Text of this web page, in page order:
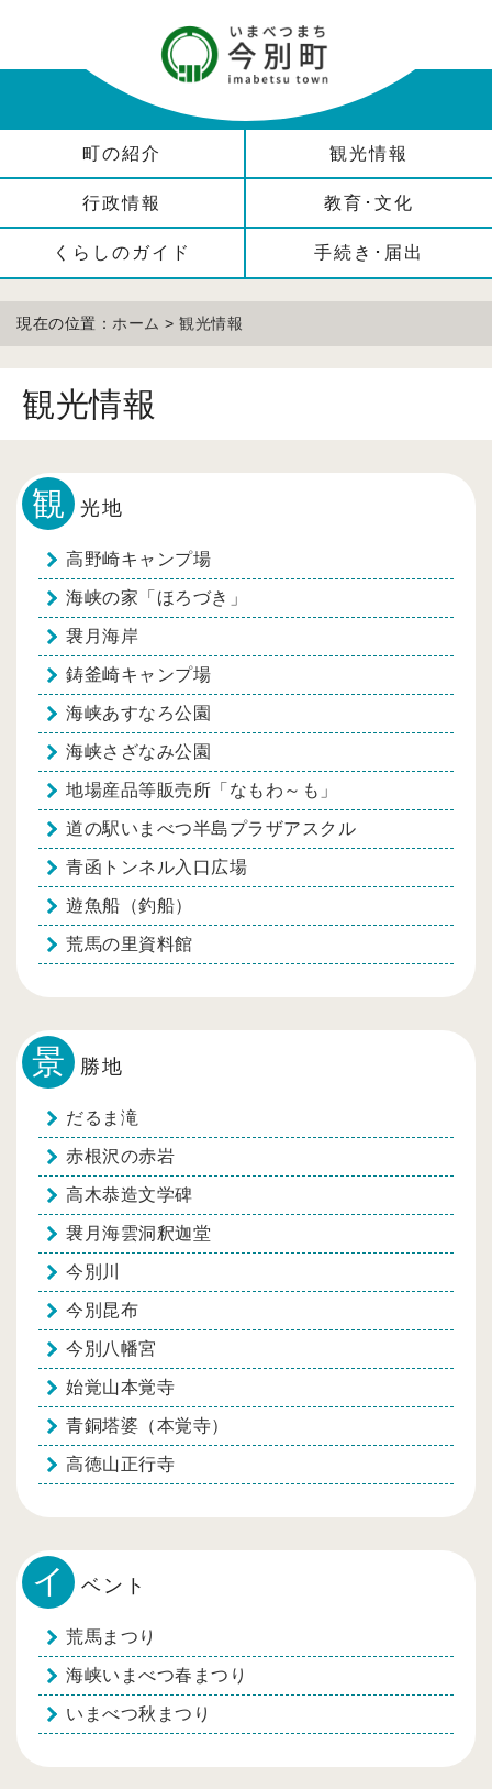
町の紹介 観光情報
行政情報 教育･文化
くらしのガイド 手続き･届出
現在の位置： ホーム > 観光情報
観光情報
観 光地
高野崎キャンプ場
海峡の家「ほろづき」
袰月海岸
鋳釜崎キャンプ場
海峡あすなろ公園
海峡さざなみ公園
地場産品等販売所「なもわ～も」
道の駅いまべつ半島プラザアスクル
青函トンネル入口広場
遊魚船（釣船）
荒馬の里資料館
景 勝地
だるま滝
赤根沢の赤岩
高木恭造文学碑
袰月海雲洞釈迦堂
今別川
今別昆布
今別八幡宮
始覚山本覚寺
青銅塔婆（本覚寺）
高徳山正行寺
イ ベント
荒馬まつり
海峡いまべつ春まつり
いまべつ秋まつり